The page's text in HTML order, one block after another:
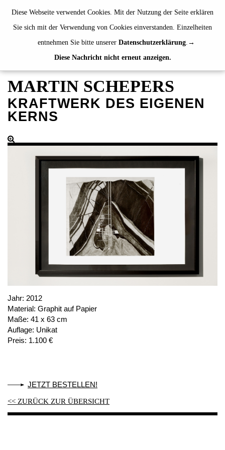
Diese Webseite verwendet Cookies. Mit der Nutzung der Seite erklären
Sie sich mit der Verwendung von Cookies einverstanden. Einzelheiten
entnehmen Sie bitte unserer Datenschutzerklärung.
Diese Nachricht nicht erneut anzeigen.
de | en
AUSSTELLUNGEN
VERANSTALTUNGEN
JAHRESGABEN
Aktuell
2023
2022
Fanschals
Alphabetisch
PUBLIKATIONEN
BESUCH
MITGLIEDSCHAFT
NEWSLETTER
IMPRESSUM
DATENSCHUTZ
MARTIN SCHEPERS
KRAFTWERK DES EIGENEN
KERNS
Jahr: 2012
Material: Graphit auf Papier
Maße: 41 x 63 cm
Auflage: Unikat
Preis: 1.100 €
JETZT BESTELLEN!
<< ZURÜCK ZUR ÜBERSICHT